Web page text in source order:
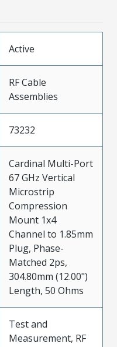
Active
RF Cable
Assemblies
73232
Cardinal Multi-Port
67 GHz Vertical
Microstrip
Compression
Mount 1x4
Channel to 1.85mm
Plug, Phase-
Matched 2ps,
304.80mm (12.00")
Length, 50 Ohms
Test and
Measurement, RF